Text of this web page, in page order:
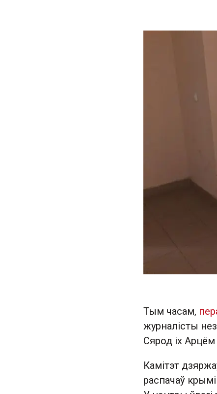
Тым часам,
журналісты
Сярод іх
Камітэт
распачаў